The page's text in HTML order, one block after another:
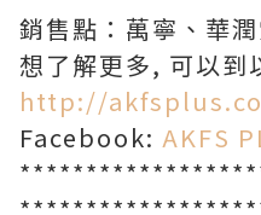
銷售點：萬寧、華
想了解更多, 可以到
http://
Facebook: AKFS